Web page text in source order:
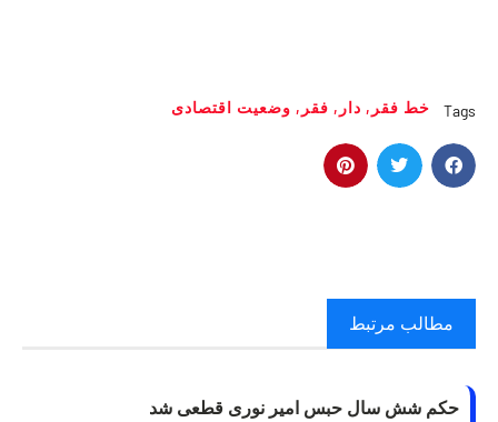
Tags خط فقر , دار , فقر , وضعیت اقتصادی
مطالب مرتبط
حکم شش سال حبس امیر نوری قطعی شد